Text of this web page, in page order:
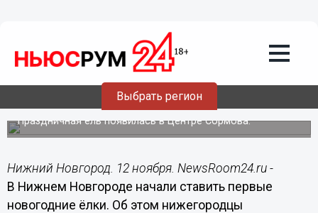
Выбрать регион
12.11.202112:23
Первые новогодние ёлки начали
ставить в Нижнем Новгороде
Праздничная ель появилась в Центре Сормова.
Нижний Новгород. 12 ноября. NewsRoom24.ru -
В Нижнем Новгороде начали ставить первые
новогодние ёлки. Об этом нижегородцы